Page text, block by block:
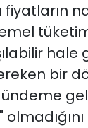
hale
bir